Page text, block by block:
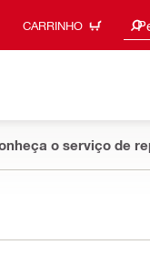
CARRINHO
o serviço de